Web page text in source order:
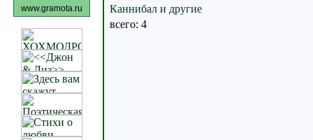
www.gramota.ru
Каннибал и другие
всего: 4